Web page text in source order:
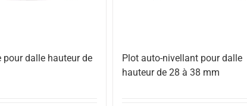
pour dalle hauteur de
Plot auto-nivellant pour dalle
hauteur de 28 à 38 mm